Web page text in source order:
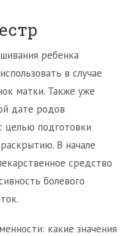
ребенка
в случае
матки. Также уже
дате родов
целью подготовки
В начале
средство
болевого
какие значения